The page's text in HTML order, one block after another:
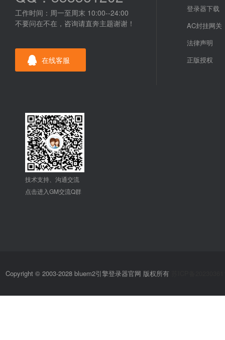
工作时间：周一至周末 10:00--24:00
不要问在不在，咨询请直奔主题谢谢！
在线客服
登录器下载
AC封挂网关
法律声明
正版授权
技术支持、沟通交流
点击进入GM交流Q群
Copyright © 2003-2028 bluem2引擎登录器官网 版权所有